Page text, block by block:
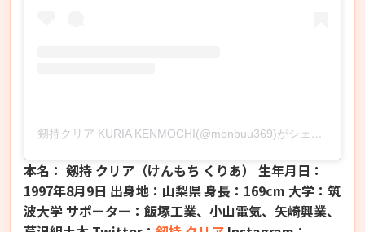
剱持クリア KURIA KENMOCHI(@monbuu369)がシェアした投稿
本名： 剱持 クリア（けんもち くりあ）
生年月日：
1997年8月9日 出身地：山梨県身長：169cm 大学：筑
波大学 サポーター： 飯塚工業、小山電気、矢崎興業、